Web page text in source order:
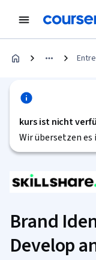
kurs ist nicht
Wir übersetzen es
Brand
Develop